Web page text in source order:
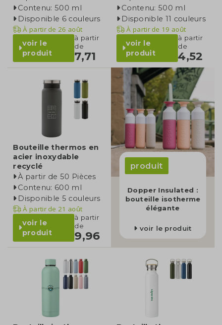
Contenu: 500 ml
Disponible 6 couleurs
À partir de 26 août
voir le
produit
à partir
de
7,71
Contenu: 500 ml
Disponible 11 couleurs
À partir de 19 août
voir le
produit
à partir
de
4,52
Bouteille thermos en
acier inoxydable
recyclé
À partir de 50 Pièces
Contenu: 600 ml
Disponible 5 couleurs
À partir de 21 août
voir le
produit
à partir
de
9,96
produit
Dopper Insulated :
bouteille isotherme
élégante
voir le produit